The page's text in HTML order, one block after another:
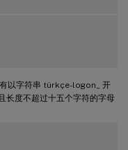
以字符串 türkçe-logon_ 开
长度不超过十五个字符的字母